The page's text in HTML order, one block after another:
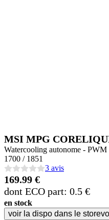
MSI MPG
Watercooling autonome -
1700 / 1851
3 avis
169.99 €
dont ECO part: 0.5 €
en stock
voir la dispo dans le store